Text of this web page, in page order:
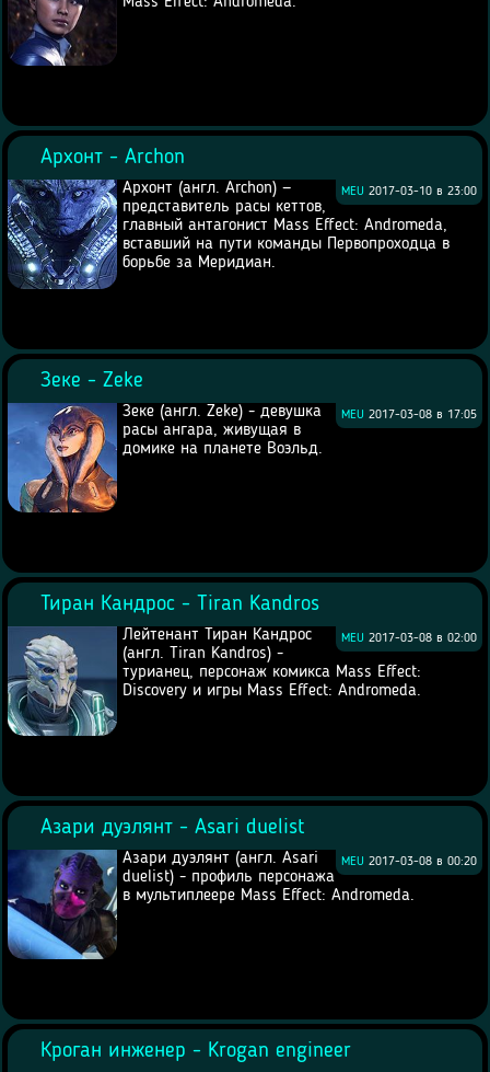
Архонт - Archon
MEU 2017-03-10 в 23:00
Архонт (англ. Archon) —
представитель расы кеттов,
главный антагонист Mass Effect: Andromeda,
вставший на пути команды Первопроходца в
борьбе за Меридиан.
Зеке - Zeke
MEU 2017-03-08 в 17:05
Зеке (англ. Zeke) - девушка
расы ангара, живущая в
домике на планете Воэльд.
Тиран Кандрос - Tiran Kandros
MEU 2017-03-08 в 02:00
Лейтенант Тиран Кандрос
(англ. Tiran Kandros) -
турианец, персонаж комикса Mass Effect:
Discovery и игры Mass Effect: Andromeda.
Азари дуэлянт - Asari duelist
MEU 2017-03-08 в 00:20
Азари дуэлянт (англ. Asari
duelist) - профиль персонажа
в мультиплеере Mass Effect: Andromeda.
Кроган инженер - Krogan engineer